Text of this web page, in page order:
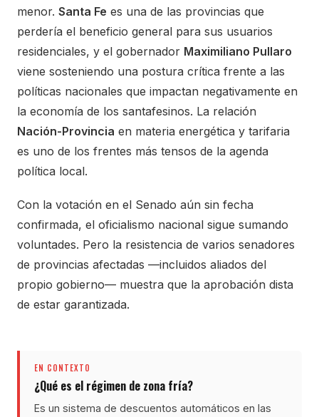
menor. Santa Fe es una de las provincias que
perdería el beneficio general para sus usuarios
residenciales, y el gobernador Maximiliano Pullaro
viene sosteniendo una postura crítica frente a las
políticas nacionales que impactan negativamente en
la economía de los santafesinos. La relación
Nación-Provincia en materia energética y tarifaria
es uno de los frentes más tensos de la agenda
política local.
Con la votación en el Senado aún sin fecha
confirmada, el oficialismo nacional sigue sumando
voluntades. Pero la resistencia de varios senadores
de provincias afectadas —incluidos aliados del
propio gobierno— muestra que la aprobación dista
de estar garantizada.
EN CONTEXTO
¿Qué es el régimen de zona fría?
Es un sistema de descuentos automáticos en las